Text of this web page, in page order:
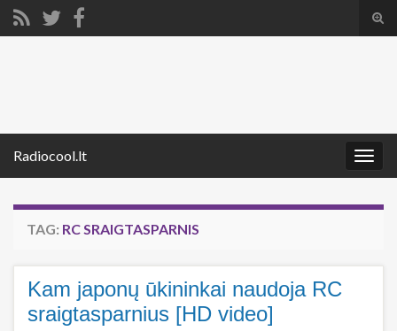
Radiocool.lt
TAG: RC SRAIGTASPARNIS
Kam japonų ūkininkai naudoja RC
sraigtasparnius [HD video]